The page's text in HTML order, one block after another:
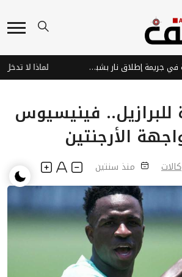
مقتل مواطن وابنته الرضيعة في جريمة إطلاق نار بشبوة على خلفية ثأر قبلي
فينيسيوس
الأرجنتين
منذ سنتين